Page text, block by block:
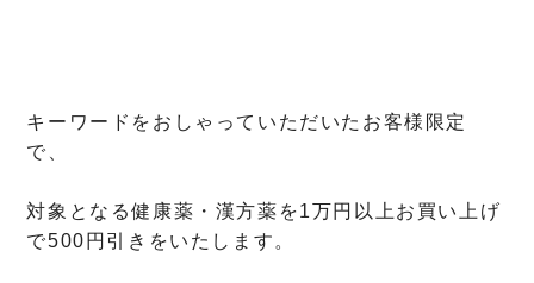
キーワードをおしゃっていただいたお客様限定
で、
対象となる健康薬・漢方薬を1万円以上お買い上げ
で500円引きをいたします。